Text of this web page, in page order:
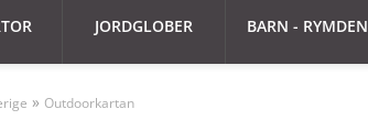
JORDGLOBER BARN - RYMDEN
» Outdoorkartan